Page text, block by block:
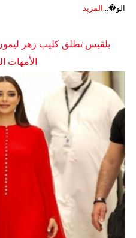
الو�...
المزيد
بلقيس تطلق كليب زهر
الأمهات